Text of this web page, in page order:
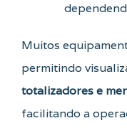
Muitos
permitindo
totalizadores e
facilitando a